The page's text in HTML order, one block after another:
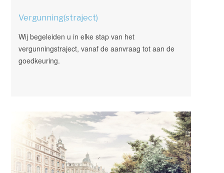
Vergunning(straject)
Wij begeleiden u in elke stap van het
vergunningstraject, vanaf de aanvraag tot aan de
goedkeuring.